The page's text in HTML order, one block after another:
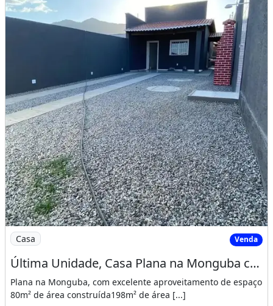
Imagem: Última Unidade, Casa Plana na Monguba com
Casa Venda
Última Unidade, Casa Plana na Monguba com Suíte, 3 Vagas e Minha Casa Minha Vida
Plana na Monguba, com excelente aproveitamento de espaço
80m² de área construída198m² de área [...]